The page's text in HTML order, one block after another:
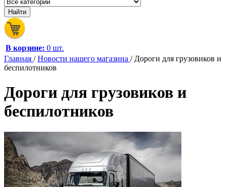
В корзине: 0 шт.
Главная /Новости нашего магазина / Дороги для грузовиков и
беспилотников
Дороги для грузовиков и
беспилотников